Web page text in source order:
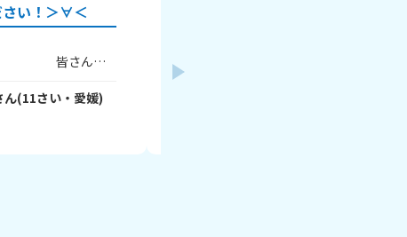
さい！＞∀＜
んの
です
る
∀・
ん(11さい・ 愛媛)
ないから答え見ちゃお😏」って言ってた